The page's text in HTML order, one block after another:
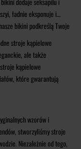
ładnie eksponuje i
bikini podkreślą Twoje
stroje kąpielowe
ale także
kąpielowe
które gwarantują
wzorów i
stworzyliśmy stroje
Niezależnie od tego,